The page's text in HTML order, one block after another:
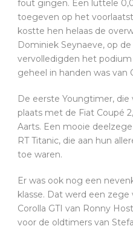
fout gingen. Een luttele
toegeven op het
kostte hen helaas de
Dominiek Seynaeve, op
vervolledigden het
geheel in handen was van
De eerste Youngtimer,
plaats met de Fiat Coupé
Aarts. Een mooie
RT Titanic, die aan hun
toe waren.
Er was ook nog een
klasse. Dat werd een
Corolla GTI van Ronny
voor de oldtimers van